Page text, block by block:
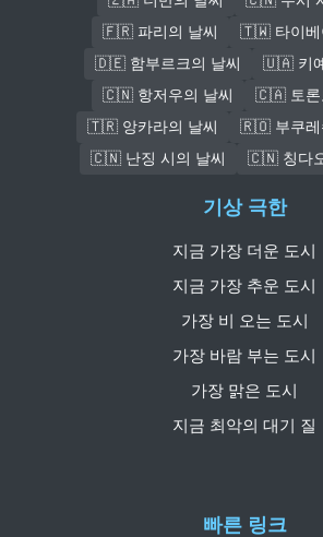
🇫🇷 파리의 날씨
🇹🇼 타이베
🇩🇪 함부르크의 날씨
🇺🇦 키
🇨🇳 항저우의 날씨
🇨🇦 토론
🇹🇷 앙카라의 날씨
🇷🇴 부쿠레
🇨🇳 난징 시의 날씨
🇨🇳 칭다
빠른 링크
기상 극한
지금 가장 더운 도시
지금 가장 추운 도시
가장 비 오는 도시
가장 바람 부는 도시
가장 맑은 도시
지금 최악의 대기 질